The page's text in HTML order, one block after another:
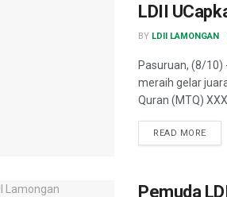
LDII
BY LDII LAMONGAN
Pasuruan, (8/10)
meraih gelar
Quran (MTQ)
READ MORE
Pemuda